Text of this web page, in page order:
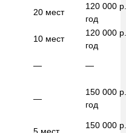
20 мест
120 000
год
10 мест
120 000
год
— —
—
150 000
год
5 мест
150 000